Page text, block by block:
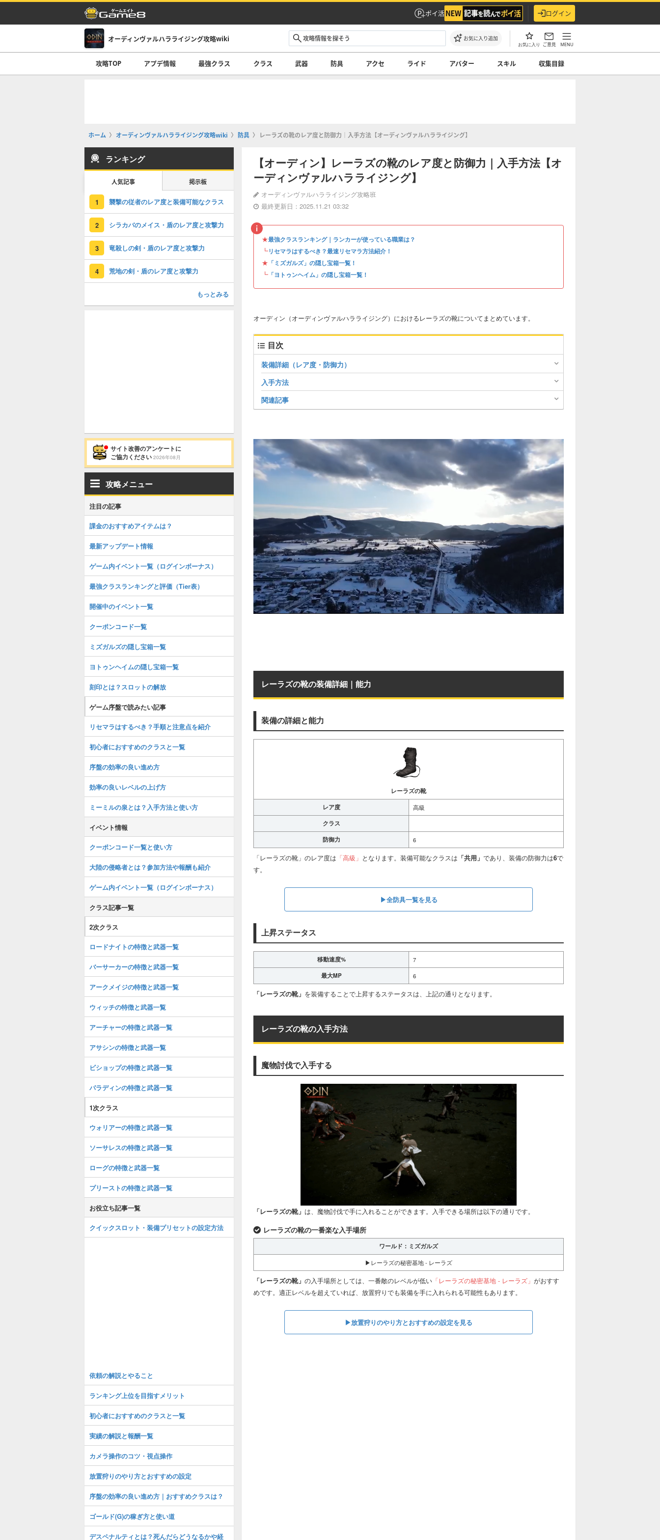
ポイ活 ログイン
オーディンヴァルハラライジング攻略wiki お気に入り追加
お気に入り ご意見 MENU
攻略TOP アプデ情報 最強クラス クラス 武器 防具 アクセ ライド アバター スキル 収集目録
ホーム オーディンヴァルハラライジング攻略wiki 防具 レーラズの靴のレア度と防御力｜入手方法【オーディンヴァルハラライジング】
【オーディン】レーラズの靴のレア度と防御力｜入手方法【オ
ーディンヴァルハラライジング】
オーディンヴァルハラライジング攻略班
最終更新日：2025.11.21 03:32
★最強クラスランキング｜ランカーが使っている職業は？
┗リセマラはするべき？最速リセマラ方法紹介！
★ 「ミズガルズ」の隠し宝箱一覧！
┗ 「ヨトゥンヘイム」の隠し宝箱一覧！
オーディン（オーディンヴァルハラライジング）におけるレーラズの靴についてまとめています。
目次
装備詳細（レア度・防御力）
入手方法
関連記事
レーラズの靴の装備詳細｜能力
装備の詳細と能力
レーラズの靴
レア度
高級
クラス
防御力
6
「レーラズの靴」のレア度は 「高級」 となります。装備可能なクラスは 「共用」 であり、装備の防御力は6で
す。
▶全防具一覧を見る
上昇ステータス
移動速度% 7
最大MP 6
「レーラズの靴」 を装備することで上昇するステータスは、上記の通りとなります。
レーラズの靴の入手方法
魔物討伐で入手する
「レーラズの靴」 は、魔物討伐で手に入れることができます。入手できる場所は以下の通りです。
レーラズの靴の一番楽な入手場所
ワールド：ミズガルズ
▶レーラズの秘密基地 - レーラズ
「レーラズの靴」 の入手場所としては、一番敵のレベルが低い 「レーラズの秘密基地 - レーラズ」 がおすす
めです。適正レベルを超えていれば、放置狩りでも装備を手に入れられる可能性もあります。
▶放置狩りのやり方とおすすめの設定を見る
ランキング
人気記事 掲示板
1 襲撃の従者のレア度と装備可能なクラス
2 シラカバのメイス・盾のレア度と攻撃力
3 竜殺しの剣・盾のレア度と攻撃力
4 荒地の剣・盾のレア度と攻撃力
もっとみる
サイト改善のアンケートに
ご協力ください 2026年08月
攻略メニュー
注目の記事
課金のおすすめアイテムは？
最新アップデート情報
ゲーム内イベント一覧（ログインボーナス）
最強クラスランキングと評価（Tier表）
開催中のイベント一覧
クーポンコード一覧
ミズガルズの隠し宝箱一覧
ヨトゥンヘイムの隠し宝箱一覧
刻印とは？スロットの解放
ゲーム序盤で読みたい記事
リセマラはするべき？手順と注意点を紹介
初心者におすすめのクラスと一覧
序盤の効率の良い進め方
効率の良いレベルの上げ方
ミーミルの泉とは？入手方法と使い方
イベント情報
クーポンコード一覧と使い方
大陸の侵略者とは？参加方法や報酬も紹介
ゲーム内イベント一覧（ログインボーナス）
クラス記事一覧
2次クラス
ロードナイトの特徴と武器一覧
バーサーカーの特徴と武器一覧
アークメイジの特徴と武器一覧
ウィッチの特徴と武器一覧
アーチャーの特徴と武器一覧
アサシンの特徴と武器一覧
ビショップの特徴と武器一覧
パラディンの特徴と武器一覧
1次クラス
ウォリアーの特徴と武器一覧
ソーサレスの特徴と武器一覧
ローグの特徴と武器一覧
プリーストの特徴と武器一覧
お役立ち記事一覧
クイックスロット・装備プリセットの設定方法
依頼の解説とやること
ランキング上位を目指すメリット
初心者におすすめのクラスと一覧
実績の解説と報酬一覧
カメラ操作のコツ・視点操作
放置狩りのやり方とおすすめの設定
序盤の効率の良い進め方｜おすすめクラスは？
ゴールド(G)の稼ぎ方と使い道
デスペナルティとは？死んだらどうなるかや経